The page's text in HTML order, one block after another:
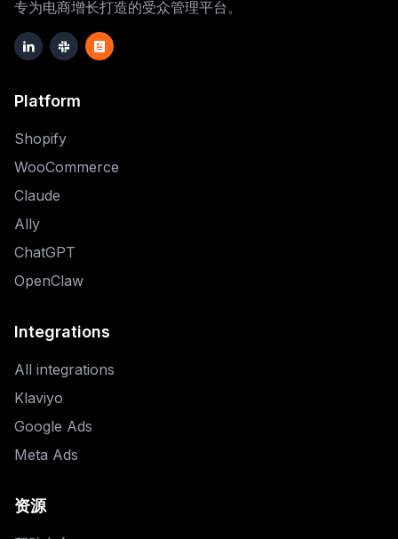
专为电商增长打造的受众管理平台。
Platform
Shopify
WooCommerce
Claude
Ally
ChatGPT
OpenClaw
Integrations
All integrations
Klaviyo
Google Ads
Meta Ads
资源